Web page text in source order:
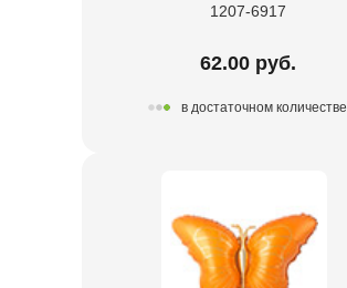
1207-6917
62.00 руб.
в достаточном количестве